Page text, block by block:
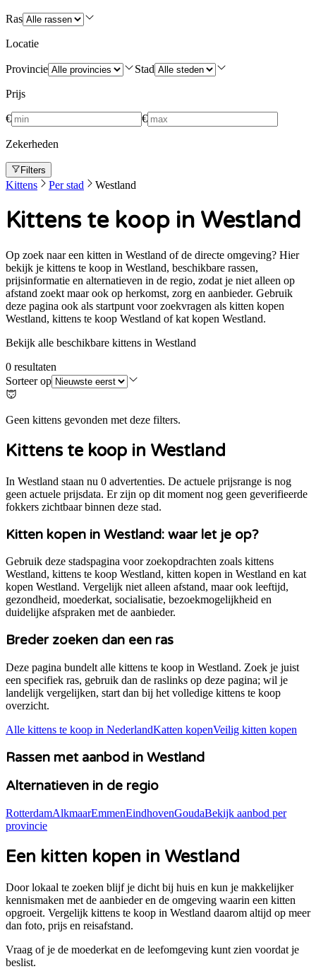
Ras
Locatie
Provincie Stad
Prijs
€ €
Zekerheden
Filters
Kittens Per stad Westland
Kittens te koop in Westland
Op zoek naar een kitten in Westland of de directe omgeving? Hier
bekijk je kittens te koop in Westland, beschikbare rassen,
prijsinformatie en alternatieven in de regio, zodat je niet alleen op
afstand zoekt maar ook op herkomst, zorg en aanbieder. Gebruik
deze pagina ook als startpunt voor zoekvragen als kitten kopen
Westland, kittens te koop Westland of kat kopen Westland.
Bekijk alle beschikbare kittens in Westland
0 resultaten
Sorteer op
Geen kittens gevonden met deze filters.
Kittens te koop in Westland
In Westland staan nu 0 advertenties. De actuele prijsrange is nog
geen actuele prijsdata. Er zijn op dit moment nog geen geverifieerde
fokkers zichtbaar binnen deze stad.
Kitten kopen in Westland: waar let je op?
Gebruik deze stadspagina voor zoekopdrachten zoals kittens
Westland, kittens te koop Westland, kitten kopen in Westland en kat
kopen Westland. Vergelijk niet alleen afstand, maar ook leeftijd,
gezondheid, moederkat, socialisatie, bezoekmogelijkheid en
duidelijke afspraken met de aanbieder.
Breder zoeken dan een ras
Deze pagina bundelt alle kittens te koop in Westland. Zoek je juist
een specifiek ras, gebruik dan de raslinks op deze pagina; wil je
landelijk vergelijken, start dan bij het volledige kittens te koop
overzicht.
Alle kittens te koop in NederlandKatten kopenVeilig kitten kopen
Rassen met aanbod in Westland
Alternatieven in de regio
RotterdamAlkmaarEmmenEindhovenGoudaBekijk aanbod per
provincie
Een kitten kopen in Westland
Door lokaal te zoeken blijf je dicht bij huis en kun je makkelijker
kennismaken met de aanbieder en de omgeving waarin een kitten
opgroeit. Vergelijk kittens te koop in Westland daarom altijd op meer
dan foto, prijs en reisafstand.
Vraag of je de moederkat en de leefomgeving kunt zien voordat je
beslist.